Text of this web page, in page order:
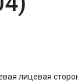
лицевая